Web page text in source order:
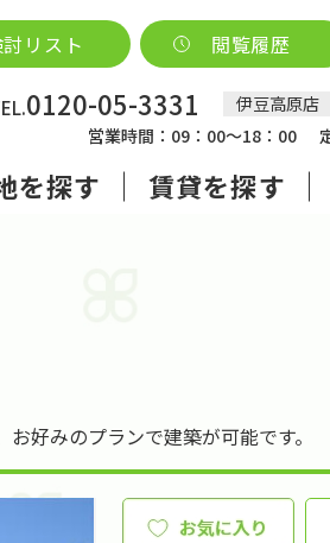
0120-05-3331 伊豆高原店
営業時間：09：00～18：00
リスト 閲覧履歴
を探す 賃貸を探す
好みのプランで建築が可能です。